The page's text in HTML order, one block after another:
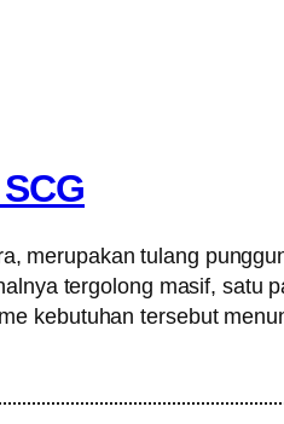
merupakan tulang
tergolong masif, satu
kebutuhan tersebut